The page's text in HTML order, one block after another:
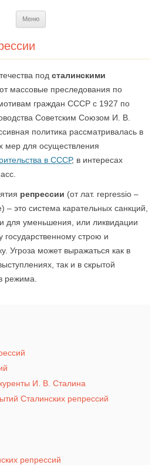
Меню
под сталинскими
массовые преследования по
граждан СССР с 1927 по
Советским Союзом И. В.
политика рассматривалась в
мер для осуществления
в СССР, в интересах
репрессии (от лат. repressio –
– это система карательных санкций,
для уменьшения, или ликвидации
строю и
Угроза может выражаться как в
так и в скрытой
режима.
И. В. Сталина
Сталинских репрессий
репрессий